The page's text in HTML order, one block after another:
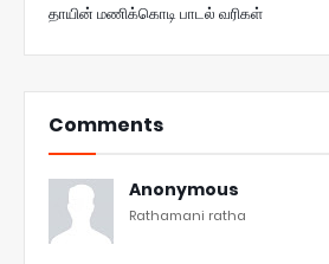
தாயின் மணிக்கொடி பாடல் வரிகள்
Comments
Anonymous
Rathamani ratha